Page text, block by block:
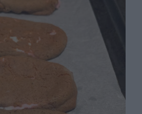
tsk vaniljsocker½ dl vispgrädde …